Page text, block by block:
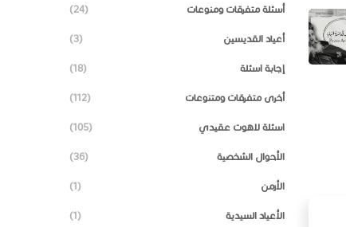
أسئلة متفرقات ومنوعات (24)
أعياد القديسين (3)
إجابة اسئلة (18)
أخرى متفرقات ومتنوعات (112)
اسئلة لاهوت عقيدي (105)
الأحوال الشخصية (36)
الأرمن (1)
الأعياد السيدية (1)